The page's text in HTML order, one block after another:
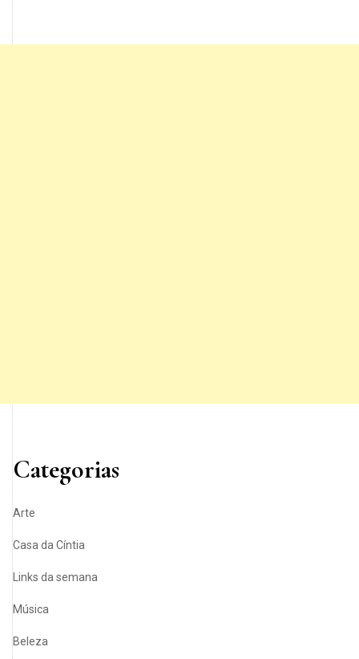
Categorias
Arte
Casa da Cíntia
Links da semana
Música
Beleza